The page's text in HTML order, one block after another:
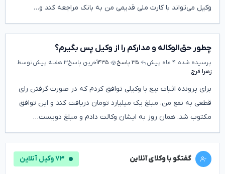
وکیل می‌تواند با کارت ملی قدیمی من به بانک مراجعه کند و…
چطور حق‌الوکاله و مدارکم را از وکیل پس بگیرم؟
پرسیده شده ۴ ماه پیش ۳۵ پاسخ ۴۳۵آخرین پاسخ۳ هفته پیش
توسط
زهرا فرج
برای پرونده اثبات بیع با وکیلی توافق کردم که در صورت گرفتن رای
قطعی به نفع من، مبلغ یک میلیارد تومان دریافت کند و این توافق
مکتوب شد. همان روز به ایشان وکالت دادم و مبلغ دویست…
گفتگو با وکلای آنلاین ۷۳ وکیل آنلاین